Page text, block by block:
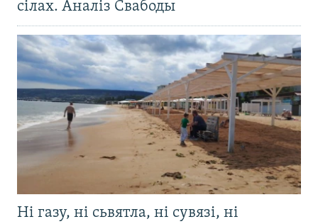
сілах. Аналіз Свабоды
Ні газу, ні сьвятла, ні сувязі, ні